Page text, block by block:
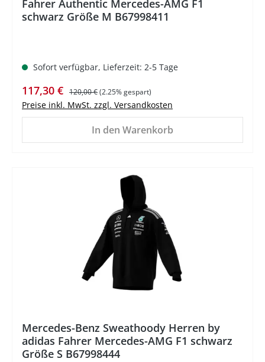
Fahrer Authentic Mercedes-AMG F1
schwarz Größe M B67998411
Sofort verfügbar, Lieferzeit: 2-5 Tage
Verkaufspreis:
117,30 € Regulärer Preis:
120,00 €(2.25% gespart)
Preise inkl. MwSt. zzgl. Versandkosten
In den Warenkorb
Mercedes-Benz Sweathoody Herren by
adidas Fahrer Mercedes-AMG F1 schwarz
Größe S B67998444